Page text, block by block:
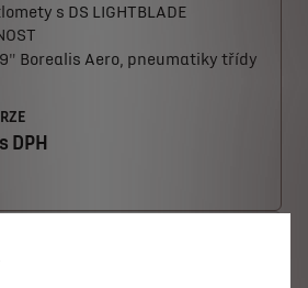
s DS LIGHTBLADE
Borealis Aero, pneumatiky třídy
DPH